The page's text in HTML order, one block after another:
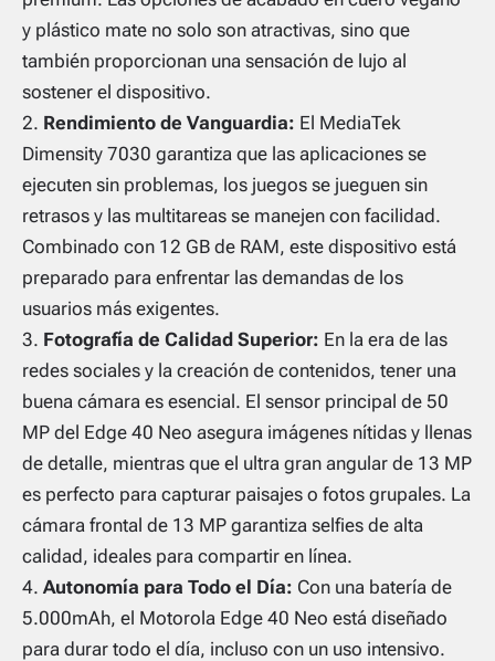
y plástico mate no solo son atractivas, sino que
también proporcionan una sensación de lujo al
sostener el dispositivo.
Rendimiento de Vanguardia: El MediaTek
Dimensity 7030 garantiza que las aplicaciones se
ejecuten sin problemas, los juegos se jueguen sin
retrasos y las multitareas se manejen con facilidad.
Combinado con 12 GB de RAM, este dispositivo está
preparado para enfrentar las demandas de los
usuarios más exigentes.
Fotografía de Calidad Superior: En la era de las
redes sociales y la creación de contenidos, tener una
buena cámara es esencial. El sensor principal de 50
MP del Edge 40 Neo asegura imágenes nítidas y llenas
de detalle, mientras que el ultra gran angular de 13 MP
es perfecto para capturar paisajes o fotos grupales. La
cámara frontal de 13 MP garantiza selfies de alta
calidad, ideales para compartir en línea.
Autonomía para Todo el Día: Con una batería de
5.000mAh, el Motorola Edge 40 Neo está diseñado
para durar todo el día, incluso con un uso intensivo.